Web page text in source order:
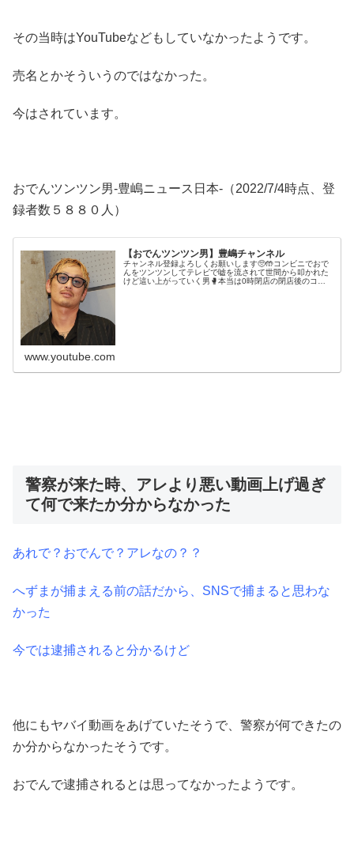
その当時はYouTubeなどもしていなかったようです。
売名とかそういうのではなかった。
今はされています。
おでんツンツン男-豊嶋ニュース日本-（2022/7/4時点、登
録者数５８８０人）
【おでんツンツン男】豊嶋チャンネル
チャンネル登録よろしくお願いします🥺🤲コンビニでおで
んをツンツンしてテレビで嘘を流されて世間から叩かれた
けど這い上がっていく男🥊本当は0時閉店の閉店後のコン
www.youtube.com
警察が来た時、アレより悪い動画上げ過ぎ
て何で来たか分からなかった
あれで？おでんで？アレなの？？
へずまが捕まえる前の話だから、SNSで捕まると思わな
かった
今では逮捕されると分かるけど
他にもヤバイ動画をあげていたそうで、警察が何できたの
か分からなかったそうです。
おでんで逮捕されるとは思ってなかったようです。